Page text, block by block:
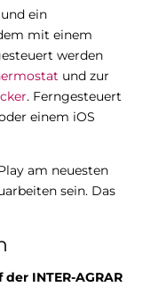
ein
mit einem
werden
und zur
. Ferngesteuert
einem iOS
am neuesten
sein. Das
INTER-AGRAR